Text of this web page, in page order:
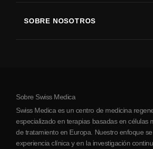
Enfermedad de Parkinson
Artritis
SOBRE NOSOTROS
Sobre Serbia
Colaboraciones
Sobre Swiss Medica
Swiss Medica es un centro de medicina
especializado en terapias basadas en células
de tratamiento en Europa. Nuestro enfoque
experiencia clínica y en la investigación